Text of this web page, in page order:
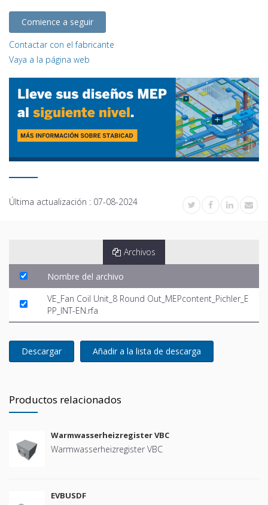
Comience a seguir
Contactar con el fabricante
Vaya a la página web
Última actualización : 07-08-2024
Archivos
Nombre del archivo
VE_Fan Coil Unit_8 Round Out_MEPcontent_Pichler_E
PP_INT-EN.rfa
Descargar Añadir a la lista de descarga
Productos relacionados
Warmwasserheizregister VBC
Warmwasserheizregister VBC
EVBUSDF